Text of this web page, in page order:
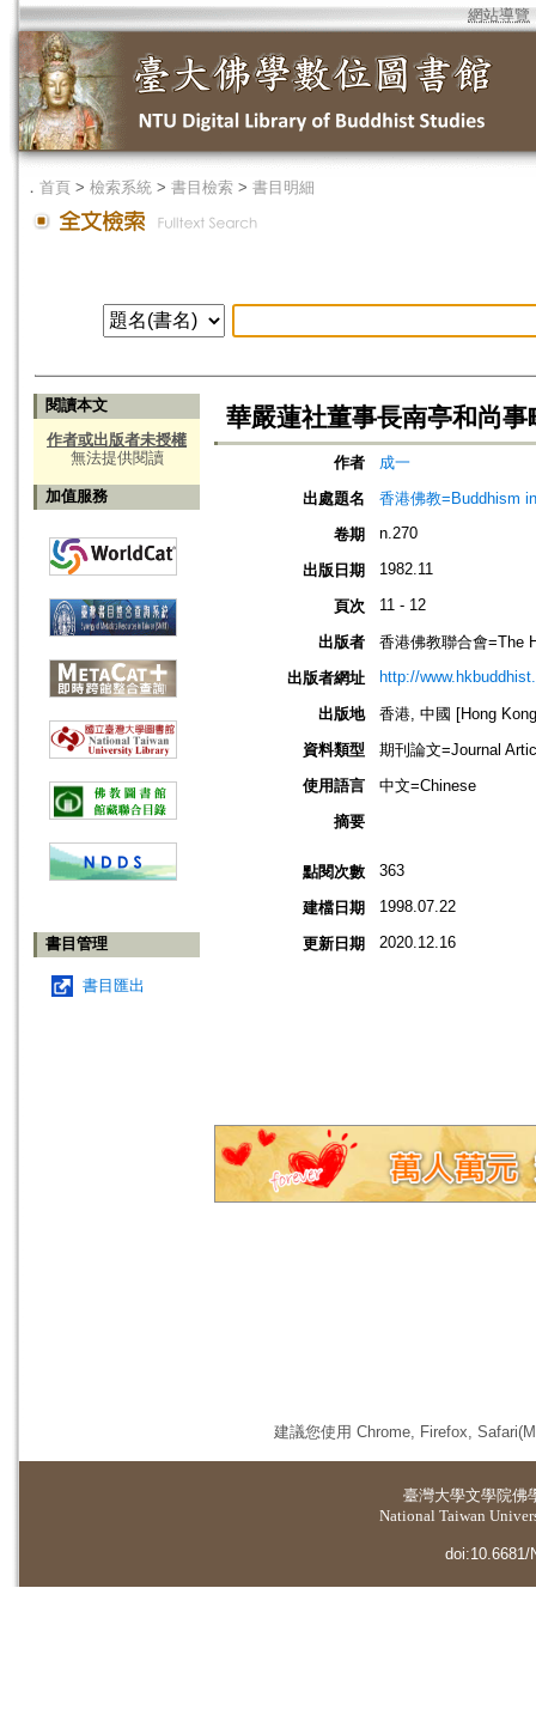
網站導覽
． 首頁 > 檢索系統 > 書目檢索 > 書目明細
閱讀本文
作者或出版者未授權
無法提供閱讀
加值服務
書目管理
書目匯出
華嚴蓮社董事長南亭和尚事
作者
成一
出處題名
香港佛教=Buddhism
卷期
n.270
出版日期 1982.11
頁次 11 - 12
出版者
香港佛教聯合會=The
出版者網址
http://
出版地
香港, 中國 [Hong
資料類型
期刊論文=Journal
使用語言
中文=Chinese
摘要
點閱次數 363
建檔日期 1998.07.22
更新日期 2020.12.16
建議您使用 Chrome, Firefox,
臺灣大學文學院佛
National Taiwan
doi:10.6681/